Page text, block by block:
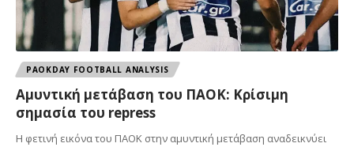
PAOKDAY FOOTBALL ANALYSIS
Αμυντική μετάβαση του ΠΑΟΚ: Κρίσιμη
σημασία του repress
Η φετινή εικόνα του ΠΑΟΚ στην αμυντική μετάβαση αναδεικνύει